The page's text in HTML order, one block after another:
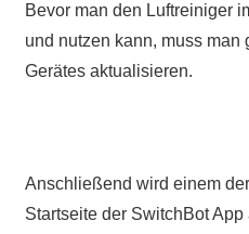
Bevor man den Luftreiniger
und nutzen kann, muss man
Gerätes aktualisieren.
Anschließend wird einem
Startseite der SwitchBot